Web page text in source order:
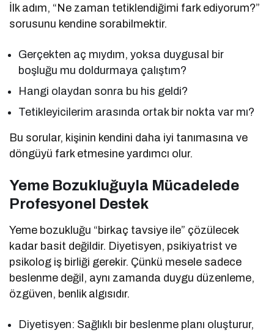
İlk adım, “Ne zaman tetiklendiğimi fark ediyorum?”
sorusunu kendine sorabilmektir.
Gerçekten aç mıydım, yoksa duygusal bir
boşluğu mu doldurmaya çalıştım?
Hangi olaydan sonra bu his geldi?
Tetikleyicilerim arasında ortak bir nokta var mı?
Bu sorular, kişinin kendini daha iyi tanımasına ve
döngüyü fark etmesine yardımcı olur.
Yeme Bozukluğuyla Mücadelede
Profesyonel Destek
Yeme bozukluğu “birkaç tavsiye ile” çözülecek
kadar basit değildir. Diyetisyen, psikiyatrist ve
psikolog iş birliği gerekir. Çünkü mesele sadece
beslenme değil, aynı zamanda duygu düzenleme,
özgüven, benlik algısıdır.
Diyetisyen: Sağlıklı bir beslenme planı oluşturur,